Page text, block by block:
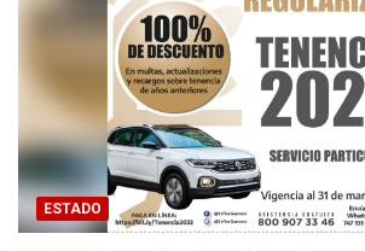
ESTADO